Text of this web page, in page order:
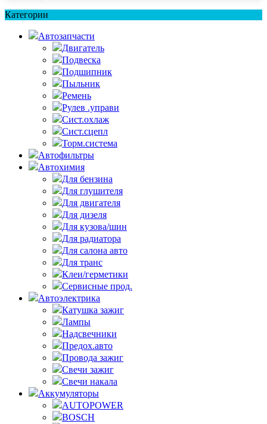
Категории
Автозапчасти
Двигатель
Подвеска
Подшипник
Пыльник
Ремень
Рулев .управи
Сист.охлаж
Сист.сцепл
Торм.система
Автофильтры
Автохимия
Для бензина
Для глушителя
Для двигателя
Для дизеля
Для кузова/шин
Для радиатора
Для салона авто
Для транс
Клеи/герметики
Сервисные прод.
Автоэлектрика
Катушка зажиг
Лампы
Надсвечники
Предох.авто
Провода зажиг
Свечи зажиг
Свечи накала
Аккумуляторы
AUTOPOWER
BOSCH